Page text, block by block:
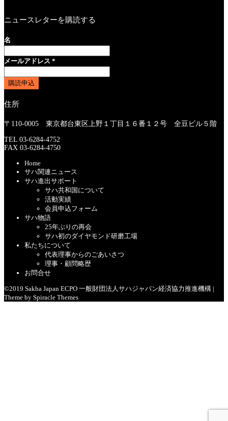
ニュースレターを購読する
名
メールアドレス *
住所
〒110-0005 東京都台東区上野１丁目１６番１２号 全豆ビル５階
TEL 03-6284-4752
FAX 03-6284-4750
Home
サハ関連ニュース
サハ進出サポート
サハ共和国について
活動実績
会員申込フォーム
サハ物語
25年ぶりの再会
サハ初のダイヤモンド研磨工場
私たちについて
代表理事からのごあいさつ
理事・顧問略歴
お問合せ
©2019 Sakha Japan ECPO 一般財団法人サハジャパン経済協力推進機構 |
Theme by Spiracle Themes